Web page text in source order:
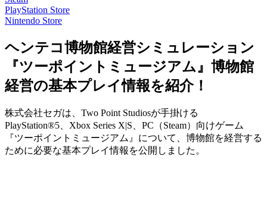
PlayStation Store
Nintendo Store
ヘンテコ博物館経営シミュレーション
『ツーポイントミュージアム』博物館
経営の基本プレイ情報を紹介！
株式会社セガは、Two Point Studiosが手掛ける
PlayStation®5、Xbox Series X|S、PC（Steam）向けゲーム
『ツーポイントミュージアム』について、博物館を経営する
ために必要な基本プレイ情報を公開しました。